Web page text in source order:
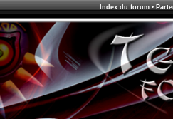
Index du forum•